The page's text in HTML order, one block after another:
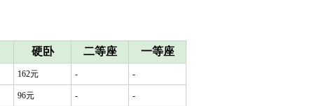
硬卧 二等座 一等座
162元 - -
96元 - -